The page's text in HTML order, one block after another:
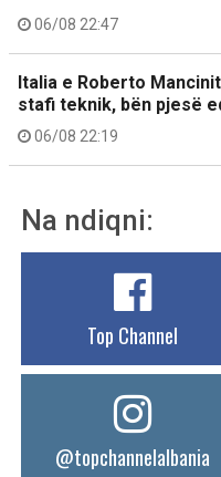
06/08 22:47
Italia e Roberto
stafi teknik, bën pjesë
06/08 22:19
Na ndiqni:
Top Channel
@topchannelalbania